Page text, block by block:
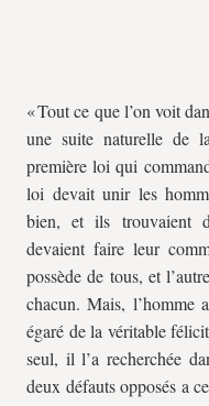
« Tout ce que l’on voit
une suite naturelle de
première loi qui
loi devait unir les
bien, et ils trouvaient
devaient faire leur
possède de tous, et
chacun. Mais, l’homme
égaré de la véritable
seul, il l’a recherchée
deux défauts opposés a